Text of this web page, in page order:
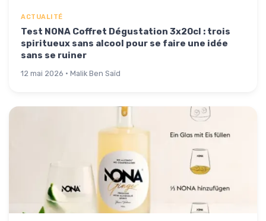
ACTUALITÉ
Test NONA Coffret Dégustation 3x20cl : trois
spiritueux sans alcool pour se faire une idée
sans se ruiner
12 mai 2026 · Malik Ben Saïd